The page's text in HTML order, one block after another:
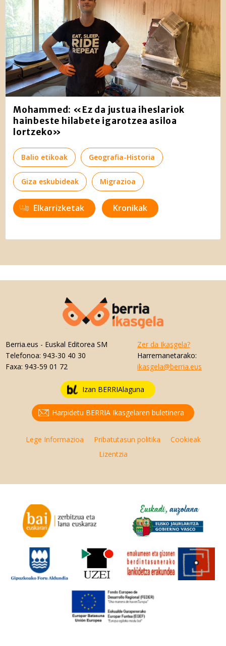
Mohammed: «Ez da justua iheslariok
hainbeste hilabete igarotzea asiloa
lortzeko»
Balio etikoak Geografia-Historia
Giza eskubideak Migrazioa
Elkarrizketak Kronikak
Berria.eus - Euskal Editorea SM
Telefonoa: 943-30 40 30
Faxa: 943-59 01 72
Zer da Ikasgela?
Harremanetarako:
ikasgela@berria.eus
Izan BERRIAlaguna
Harpidetu BERRIA Ikasgelaren buletinera
Lege Informazioa Pribatutasun politika
Cookieak
Lizentzia